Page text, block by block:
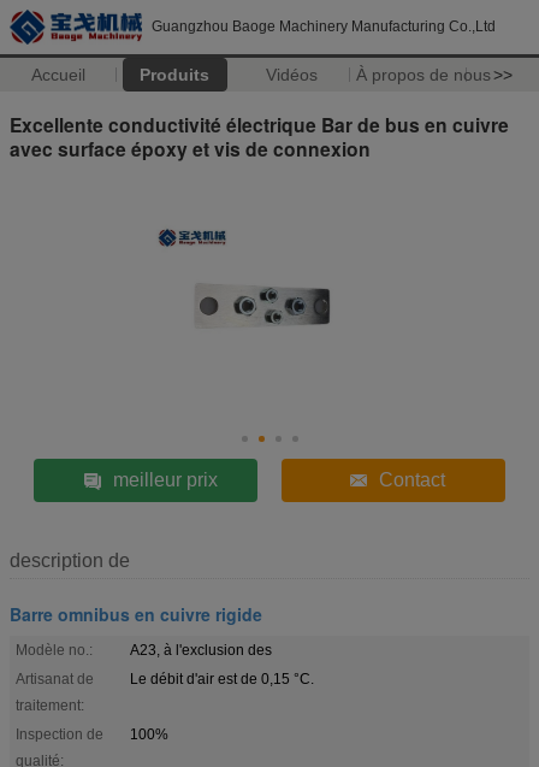
Guangzhou Baoge Machinery Manufacturing Co.,Ltd
Accueil Produits Vidéos À propos de nous>>
Excellente conductivité électrique Bar de bus en cuivre
avec surface époxy et vis de connexion
meilleur prix Contact
description de
Barre omnibus en cuivre rigide
Modèle no.:
A23, à l'exclusion des
Artisanat de
traitement:
Le débit d'air est de 0,15 °C.
Inspection de
qualité:
100%